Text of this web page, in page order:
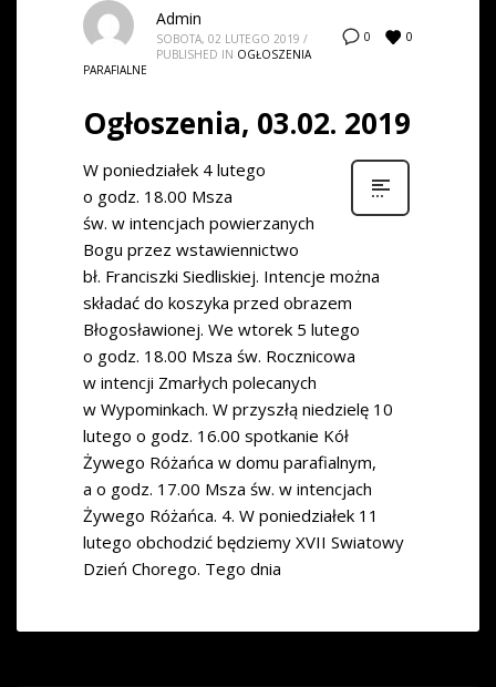
0 0
Admin
SOBOTA, 02 LUTEGO 2019 /
PUBLISHED IN OGŁOSZENIA
PARAFIALNE
Ogłoszenia, 03.02. 2019
W poniedziałek 4 lutego
o godz. 18.00 Msza
św. w intencjach powierzanych
Bogu przez wstawiennictwo
bł. Franciszki Siedliskiej. Intencje można
składać do koszyka przed obrazem
Błogosławionej. We wtorek 5 lutego
o godz. 18.00 Msza św. Rocznicowa
w intencji Zmarłych polecanych
w Wypominkach. W przyszłą niedzielę 10
lutego o godz. 16.00 spotkanie Kół
Żywego Różańca w domu parafialnym,
a o godz. 17.00 Msza św. w intencjach
Żywego Różańca. 4. W poniedziałek 11
lutego obchodzić będziemy XVII Swiatowy
Dzień Chorego. Tego dnia